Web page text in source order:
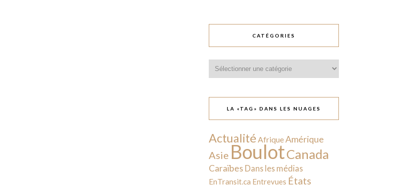
CATÉGORIES
LA «TAG» DANS LES NUAGES
Actualité AfriqueAmérique
Asie BoulotCanada
Caraïbes Dans les médias
EnTransit.ca Entrevues États